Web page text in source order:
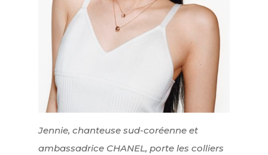
Jennie, chanteuse sud-coréenne et
ambassadrice CHANEL, porte les colliers